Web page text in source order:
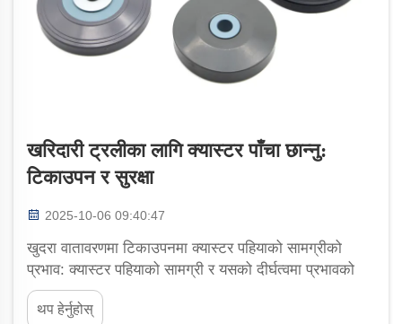
खरिदारी ट्रलीका लागि क्यास्टर पाँचा छान्नु:
टिकाउपन र सुरक्षा
2025-10-06 09:40:47
खुदरा वातावरणमा टिकाउपनमा क्यास्टर पहियाको सामग्रीको
प्रभाव: क्यास्टर पहियाको सामग्री र यसको दीर्घत्वमा प्रभावको
बारेमा बुझ्नु। खरिदारी गाडीका पहियामा प्रयोग हुने सामग्रीको
प्रकारले निरन्तर प्रयोग सहन सक्ने क्षमतामा ठूलो फरक पार्छ...
थप हेर्नुहोस्